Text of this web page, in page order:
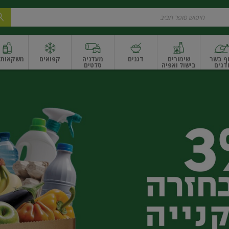
בשר
ודגים
שימורים
בישול ואפיה
דגנים מעדניה
סלטים
ונקניקים
קפואים משקאות
ואגוזיםפירות יבשים ארוזפירות יבשים בתפזורתפיצוחים, אגוזים